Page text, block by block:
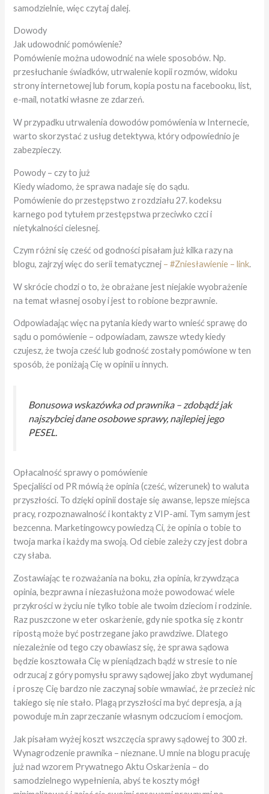
samodzielnie, więc czytaj dalej.
Dowody
Jak udowodnić pomówienie?
Pomówienie można udowodnić na wiele sposobów. Np.
przesłuchanie świadków, utrwalenie kopii rozmów, widoku
strony internetowej lub forum, kopia postu na facebooku, list,
e-mail, notatki własne ze zdarzeń.
W przypadku utrwalenia dowodów pomówienia w Internecie,
warto skorzystać z usług detektywa, który odpowiednio je
zabezpieczy.
Powody – czy to już
Kiedy wiadomo, że sprawa nadaje się do sądu.
Pomówienie do przestępstwo z rozdziału 27. kodeksu
karnego pod tytułem przestępstwa przeciwko czci i
nietykalności cielesnej.
Czym różni się cześć od godności pisałam już kilka razy na
blogu, zajrzyj więc do serii tematycznej – #Zniesławienie – link.
W skrócie chodzi o to, że obrażane jest niejakie wyobrażenie
na temat własnej osoby i jest to robione bezprawnie.
Odpowiadając więc na pytania kiedy warto wnieść sprawę do
sądu o pomówienie – odpowiadam, zawsze wtedy kiedy
czujesz, że twoja cześć lub godność zostały pomówione w ten
sposób, że poniżają Cię w opinii u innych.
Bonusowa wskazówka od prawnika – zdobądź jak
najszybciej dane osobowe sprawy, najlepiej jego
PESEL.
Opłacalność sprawy o pomówienie
Specjaliści od PR mówią że opinia (cześć, wizerunek) to waluta
przyszłości. To dzięki opinii dostaje się awanse, lepsze miejsca
pracy, rozpoznawalność i kontakty z VIP-ami. Tym samym jest
bezcenna. Marketingowcy powiedzą Ci, że opinia o tobie to
twoja marka i każdy ma swoją. Od ciebie zależy czy jest dobra
czy słaba.
Zostawiając te rozważania na boku, zła opinia, krzywdząca
opinia, bezprawna i niezasłużona może powodować wiele
przykrości w życiu nie tylko tobie ale twoim dzieciom i rodzinie.
Raz puszczone w eter oskarżenie, gdy nie spotka się z kontr
ripostą może być postrzegane jako prawdziwe. Dlatego
niezależnie od tego czy obawiasz się, że sprawa sądowa
będzie kosztowała Cię w pieniądzach bądź w stresie to nie
odrzucaj z góry pomysłu sprawy sądowej jako zbyt wydumanej
i proszę Cię bardzo nie zaczynaj sobie wmawiać, że przecież nic
takiego się nie stało. Plagą przyszłości ma być depresja, a ją
powoduje m.in zaprzeczanie własnym odczuciom i emocjom.
Jak pisałam wyżej koszt wszczęcia sprawy sądowej to 300 zł.
Wynagrodzenie prawnika – nieznane. U mnie na blogu pracuję
już nad wzorem Prywatnego Aktu Oskarżenia – do
samodzielnego wypełnienia, abyś te koszty mógł